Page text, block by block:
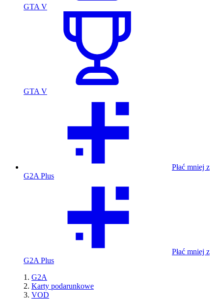
GTA V
GTA V
Płać mniej z
G2A Plus
Płać mniej z
G2A Plus
G2A
Karty podarunkowe
VOD